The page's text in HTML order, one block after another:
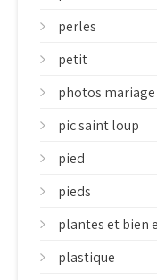
perles
petit
photos mariage
pic saint loup
pied
pieds
plantes et bien
plastique